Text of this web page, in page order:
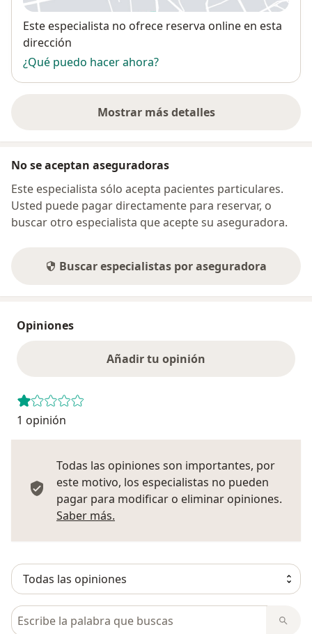
Disponibilidad
Este especialista no ofrece reserva online en esta
dirección
¿Qué puedo hacer ahora?
Mostrar más detalles
sobre la dirección
No se aceptan aseguradoras
Este especialista sólo acepta pacientes particulares.
Usted puede pagar directamente para reservar, o
buscar otro especialista que acepte su aseguradora.
Buscar especialistas por aseguradora
Opiniones
Añadir tu opinión
1 opinión
Todas las opiniones son importantes, por
este motivo, los especialistas no pueden
pagar para modificar o eliminar opiniones.
Saber más.
Busca en opiniones